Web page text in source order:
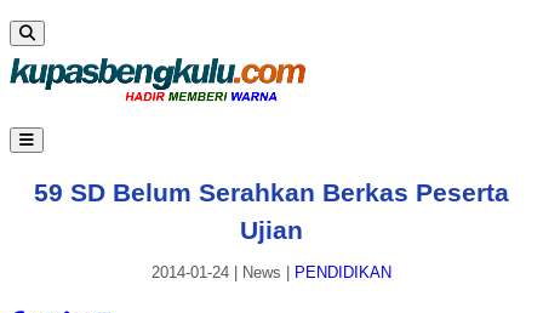
59 SD Belum Serahkan Berkas Peserta
Ujian
2014-01-24 News PENDIDIKAN